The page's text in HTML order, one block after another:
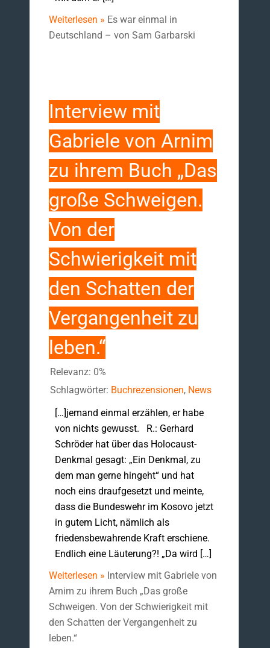
Weiterlesen » Es war einmal in
Deutschland – von Sam Garbarski
Interview mit
Gabriele von Arnim
zu ihrem Buch „Das
große Schweigen.
Von der
Schwierigkeit mit
den Schatten der
Vergangenheit zu
leben.“
Relevanz: 0%
Schlagwörter: Buchrezensionen, News
[…]jemand einmal erzählen, er habe
von nichts gewusst. R.: Gerhard
Schröder hat über das Holocaust-
Denkmal gesagt: „Ein Denkmal, zu
dem man gerne hingeht“ und hat
noch eins draufgesetzt und meinte,
dass die Bundeswehr im Kosovo jetzt
in gutem Licht, nämlich als
friedensbewahrende Kraft erschiene.
Endlich eine Läuterung?! „Da wird […]
Weiterlesen » Interview mit Gabriele von
Arnim zu ihrem Buch „Das große
Schweigen. Von der Schwierigkeit mit
den Schatten der Vergangenheit zu
leben.“